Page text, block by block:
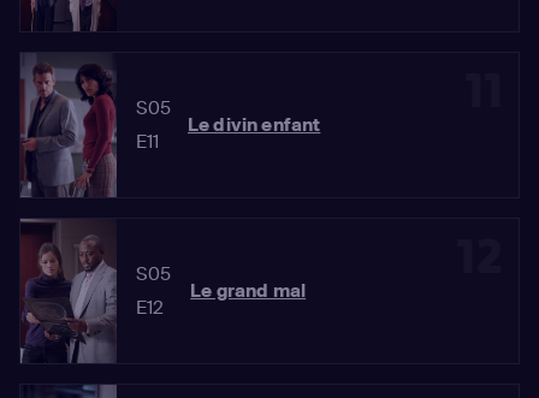
S05
E11
Le divin enfant
S05
E12
Le grand mal